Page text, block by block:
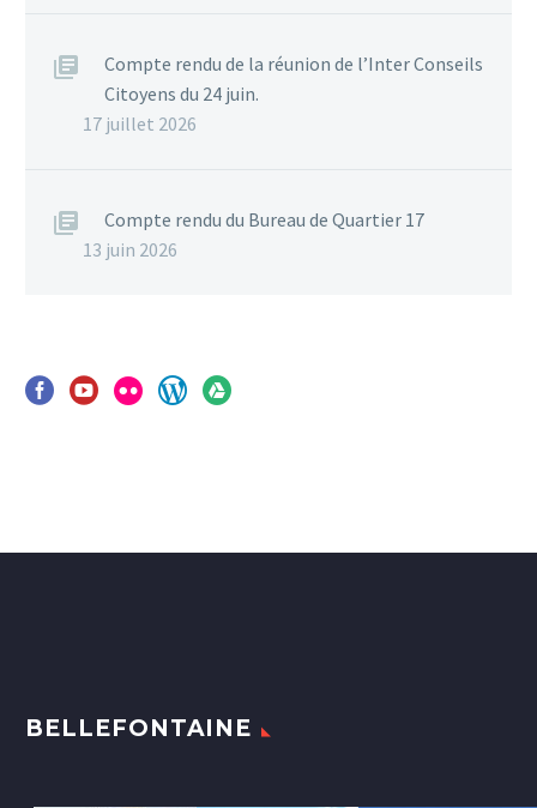
Compte rendu de la réunion de l’Inter Conseils
Citoyens du 24 juin.
17 juillet 2026
Compte rendu du Bureau de Quartier 17
13 juin 2026
BELLEFONTAINE